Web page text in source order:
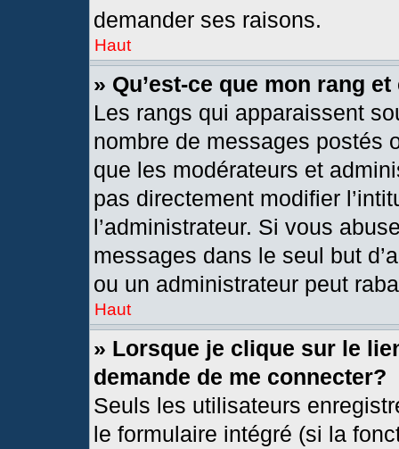
demander ses raisons.
Haut
» Qu’est-ce que mon rang
Les rangs qui apparaissent
nombre de messages postés
que les modérateurs et
pas directement modifier
l’administrateur. Si vous
messages dans le seul but
ou un administrateur peut
Haut
» Lorsque je clique sur le
demande de me connecter?
Seuls les utilisateurs
le formulaire intégré (si la